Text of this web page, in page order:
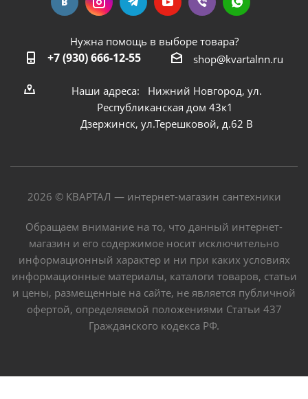
Нужна помощь в выборе товара?
+7 (930) 666-12-55 shop@kvartalnn.ru
Наши адреса: Нижний Новгород, ул.
Республиканская дом 43к1
Дзержинск, ул.Терешковой, д.62 В
2026 © КВАРТАЛ — интернет-магазин сантехники
Обращаем внимание на то, что данный интернет-
магазин и его содержимое носит исключительно
информационный характер и ни при каких условиях
информационные материалы, каталоги товаров, статьи
и цены, размещенные на сайте, не является публичной
офертой, определяемой положениями Статьи 437
Гражданского кодекса РФ.